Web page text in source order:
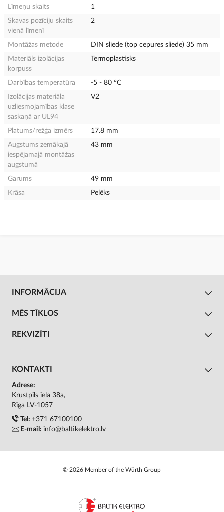
Līmeņu skaits
1
Skavas pozīciju skaits
vienā līmenī
2
Montāžas metode
DIN sliede (top cepures sliede) 35 mm
Materiāls izolācijas
korpuss
Termoplastisks
Darbības temperatūra
-5 - 80 °C
Izolācijas materiāla
uzliesmojamības klase
saskaņā ar UL94
V2
Platums/režģa izmērs
17.8 mm
Augstums zemākajā
iespējamajā montāžas
augstumā
43 mm
Garums
49 mm
Krāsa
Pelēks
INFORMĀCIJA
MĒS TĪKLOS
REKVIZĪTI
KONTAKTI
Adrese:
Krustpils iela 38a,
Rīga LV-1057
Tel: +371 67100100
E-mail: info@baltikelektro.lv
© 2026 Member of the Würth Group